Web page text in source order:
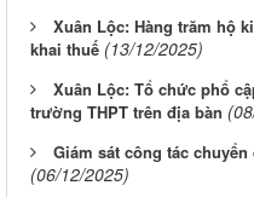
Xuân Lộc: Hàng trăm hộ
khai thuế (13/12/2025)
Xuân Lộc: Tổ chức phổ
trường THPT trên địa bàn
Giám sát công tác
(06/12/2025)